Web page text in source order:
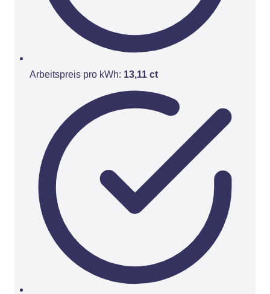
Arbeitspreis pro kWh: 13,11 ct